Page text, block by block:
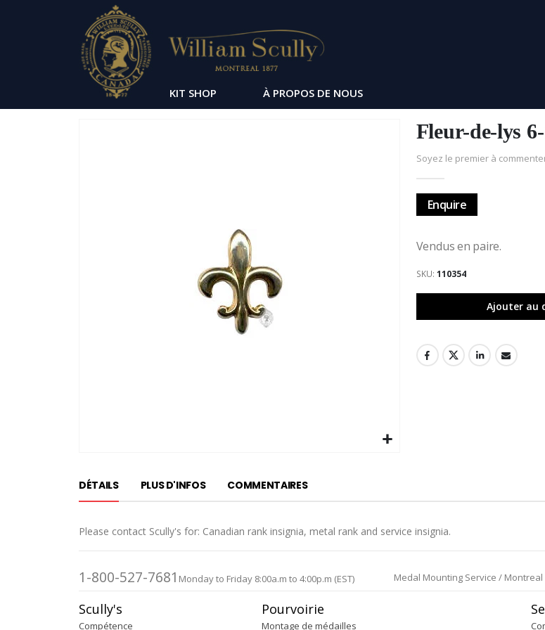
KIT SHOP À PROPOS DE NOUS
début
de
Galerie
Fleur-de-lys
Soyez le premier à
Enquire
Vendus en paire.
SKU 110354
Ajouter au
DÉTAILS
Please contact Scully's for: Canadian rank insignia, metal rank and service insignia.
PLUS D'INFOS COMMENTAIRES
1-800-527-7681 Monday to Friday 8:00a.m to 4:00p.m (EST) Medal Mounting Service / Montreal
Scully's
Compétence
Pourvoirie
Montage de médailles